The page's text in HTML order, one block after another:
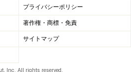
プライバシーポリシー
著作権・商標・免責
サイトマップ
Inc. All rights reserved.